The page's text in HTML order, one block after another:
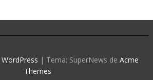
| Tema: SuperNews de Acme
Themes